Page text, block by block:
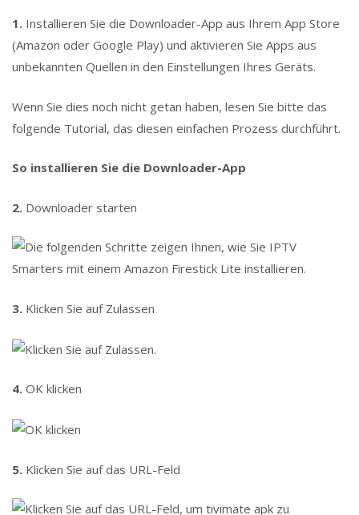
1. Installieren Sie die Downloader-App aus Ihrem App Store
(Amazon oder Google Play) und aktivieren Sie Apps aus
unbekannten Quellen in den Einstellungen Ihres Geräts.
Wenn Sie dies noch nicht getan haben, lesen Sie bitte das
folgende Tutorial, das diesen einfachen Prozess durchführt.
So installieren Sie die Downloader-App
2. Downloader starten
3. Klicken Sie auf Zulassen
4. OK klicken
5. Klicken Sie auf das URL-Feld